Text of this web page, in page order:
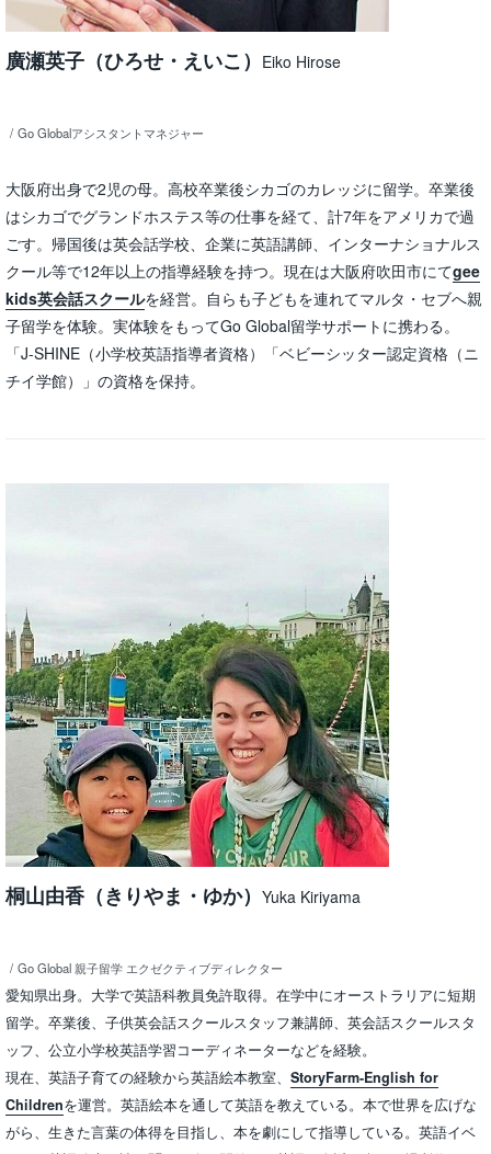
廣瀬英子（ひろせ・えいこ） Eiko Hirose
Go Globalアシスタントマネジャー
大阪府出身で2児の母。高校卒業後シカゴのカレッジに留学。卒業後
はシカゴでグランドホステス等の仕事を経て、計7年をアメリカで過
ごす。帰国後は英会話学校、企業に英語講師、インターナショナルス
クール等で12年以上の指導経験を持つ。現在は大阪府吹田市にてgee
kids英会話スクールを経営。自らも子どもを連れてマルタ・セブへ親
子留学を体験。実体験をもってGo Global留学サポートに携わる。
「J-SHINE（小学校英語指導者資格）「ベビーシッター認定資格（ニ
チイ学館）」の資格を保持。
桐山由香（きりやま・ゆか） Yuka Kiriyama
Go Global 親子留学 エクゼクティブディレクター
愛知県出身。大学で英語科教員免許取得。在学中にオーストラリアに短期
留学。卒業後、子供英会話スクールスタッフ兼講師、英会話スクールスタ
ッフ、公立小学校英語学習コーディネーターなどを経験。
現在、英語子育ての経験から英語絵本教室、 StoryFarm-English for
Childrenを運営。英語絵本を通して英語を教えている。本で世界を広げな
がら、生きた言葉の体得を目指し、本を劇にして指導している。英語イベ